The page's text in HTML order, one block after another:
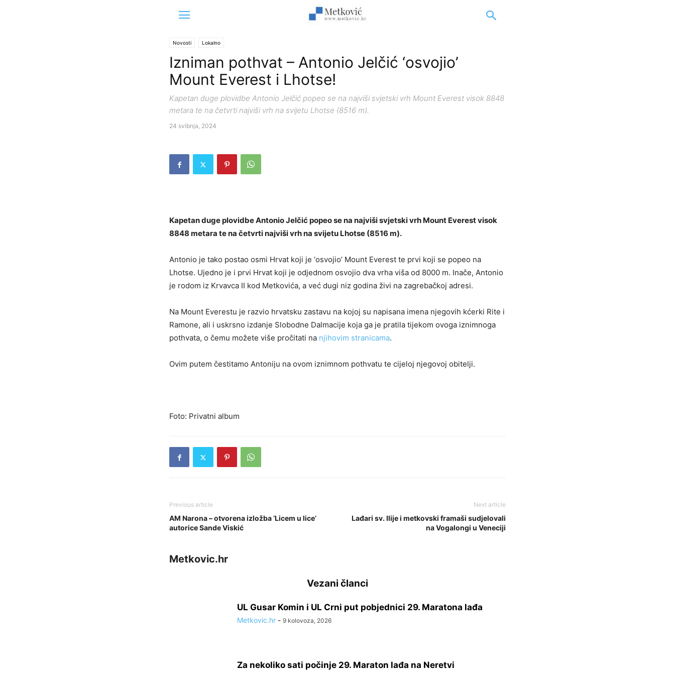
Novosti Lokalno
Izniman pothvat – Antonio Jelčić ‘osvojio’
Mount Everest i Lhotse!
Kapetan duge plovidbe Antonio Jelčić popeo se na najviši svjetski vrh Mount Everest visok 8848
metara te na četvrti najviši vrh na svijetu Lhotse (8516 m).
24 svibnja, 2024
Kapetan duge plovidbe Antonio Jelčić popeo se na najviši svjetski vrh Mount Everest visok
8848 metara te na četvrti najviši vrh na svijetu Lhotse (8516 m).
Antonio je tako postao osmi Hrvat koji je ‘osvojio’ Mount Everest te prvi koji se popeo na
Lhotse. Ujedno je i prvi Hrvat koji je odjednom osvojio dva vrha viša od 8000 m. Inače, Antonio
je rodom iz Krvavca II kod Metkovića, a već dugi niz godina živi na zagrebačkoj adresi.
Na Mount Everestu je razvio hrvatsku zastavu na kojoj su napisana imena njegovih kćerki Rite i
Ramone, ali i uskrsno izdanje Slobodne Dalmacije koja ga je pratila tijekom ovoga iznimnoga
pothvata, o čemu možete više pročitati na njihovim stranicama.
Ovim putem čestitamo Antoniju na ovom iznimnom pothvatu te cijeloj njegovoj obitelji.
Foto: Privatni album
Previous article
AM Narona – otvorena izložba ‘Licem u lice’
autorice Sande Viskić
Next article
Lađari sv. Ilije i metkovski framaši sudjelovali
na Vogalongi u Veneciji
Metkovic.hr
Vezani članci
UL Gusar Komin i UL Crni put pobjednici 29. Maratona lađa
Metkovic.hr - 9 kolovoza, 2026
Za nekoliko sati počinje 29. Maraton lađa na Neretvi